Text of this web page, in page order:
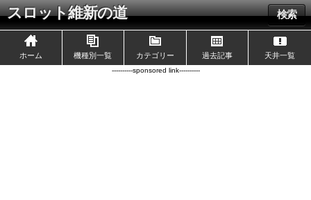
スロット維新の道 検索
ホーム 機種別一覧 カテゴリー 過去記事 天井一覧
----------sponsored link----------